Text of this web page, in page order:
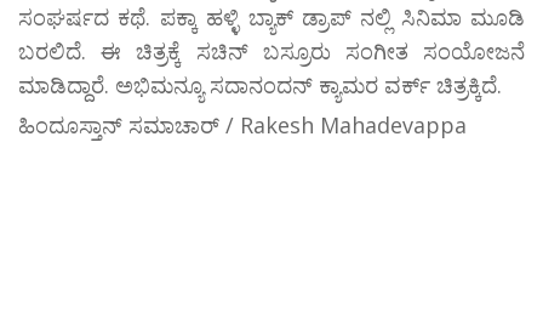
ಸಂಘರ್ಷದ ಕಥೆ. ಪಕ್ಕಾ ಹಳ್ಳಿ ಬ್ಯಾಕ್ ಡ್ರಾಪ್ ನಲ್ಲಿ ಸಿನಿಮಾ ಮೂಡಿ
ಬರಲಿದೆ. ಈ ಚಿತ್ರಕ್ಕೆ ಸಚಿನ್ ಬಸ್ರೂರು ಸಂಗೀತ ಸಂಯೋಜನೆ
ಮಾಡಿದ್ದಾರೆ. ಅಭಿಮನ್ಯೂ ಸದಾನಂದನ್ ಕ್ಯಾಮರ ವರ್ಕ್ ಚಿತ್ರಕ್ಕಿದೆ.
ಹಿಂದೂಸ್ತಾನ್ ಸಮಾಚಾರ್ / Rakesh Mahadevappa